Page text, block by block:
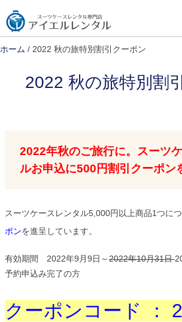
to
content
ホーム / 2022 秋の旅特別割引クーポン
2022 秋の旅特別割
2022年秋のご旅行に。スーツ
ルお申込に500円割引クーポン
スーツケースレンタル5,000円以上商品1つにつ
ポンを進呈しています。
有効期間 2022年9月9日～2022年10月31日
予約申込み完了の方
クーポンコード ：